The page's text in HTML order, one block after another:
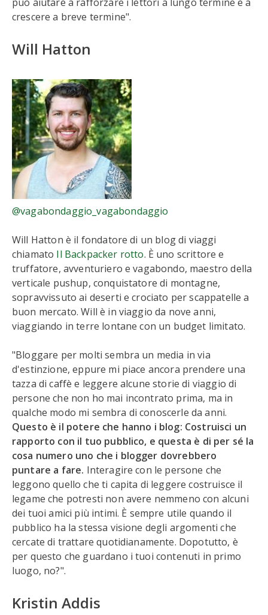
crescere a breve termine".
Will Hatton
@vagabondaggio_vagabondaggio
Will Hatton è il fondatore di un blog di viaggi
chiamato Il Backpacker rotto. È uno scrittore e
truffatore, avventuriero e vagabondo, maestro della
verticale pushup, conquistatore di montagne,
sopravvissuto ai deserti e crociato per scappatelle a
buon mercato. Will è in viaggio da nove anni,
viaggiando in terre lontane con un budget limitato.
"Bloggare per molti sembra un media in via
d'estinzione, eppure mi piace ancora prendere una
tazza di caffè e leggere alcune storie di viaggio di
persone che non ho mai incontrato prima, ma in
qualche modo mi sembra di conoscerle da anni.
Questo è il potere che hanno i blog: Costruisci un
rapporto con il tuo pubblico, e questa è di per sé la
cosa numero uno che i blogger dovrebbero
puntare a fare. Interagire con le persone che
leggono quello che ti capita di leggere costruisce il
legame che potresti non avere nemmeno con alcuni
dei tuoi amici più intimi. È sempre utile quando il
pubblico ha la stessa visione degli argomenti che
cercate di trattare quotidianamente. Dopotutto, è
per questo che guardano i tuoi contenuti in primo
luogo, no?".
Kristin Addis